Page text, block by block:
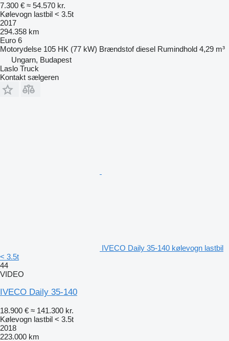
7.300 € ≈ 54.570 kr.
Kølevogn lastbil < 3.5t
2017
294.358 km
Euro 6
Motorydelse 105 HK (77 kW) Brændstof diesel Rumindhold 4,29 m³
Ungarn, Budapest
Laslo Truck
Kontakt sælgeren
IVECO Daily 35-140 kølevogn lastbil
< 3.5t
44
VIDEO
IVECO Daily 35-140
18.900 € ≈ 141.300 kr.
Kølevogn lastbil < 3.5t
2018
223.000 km